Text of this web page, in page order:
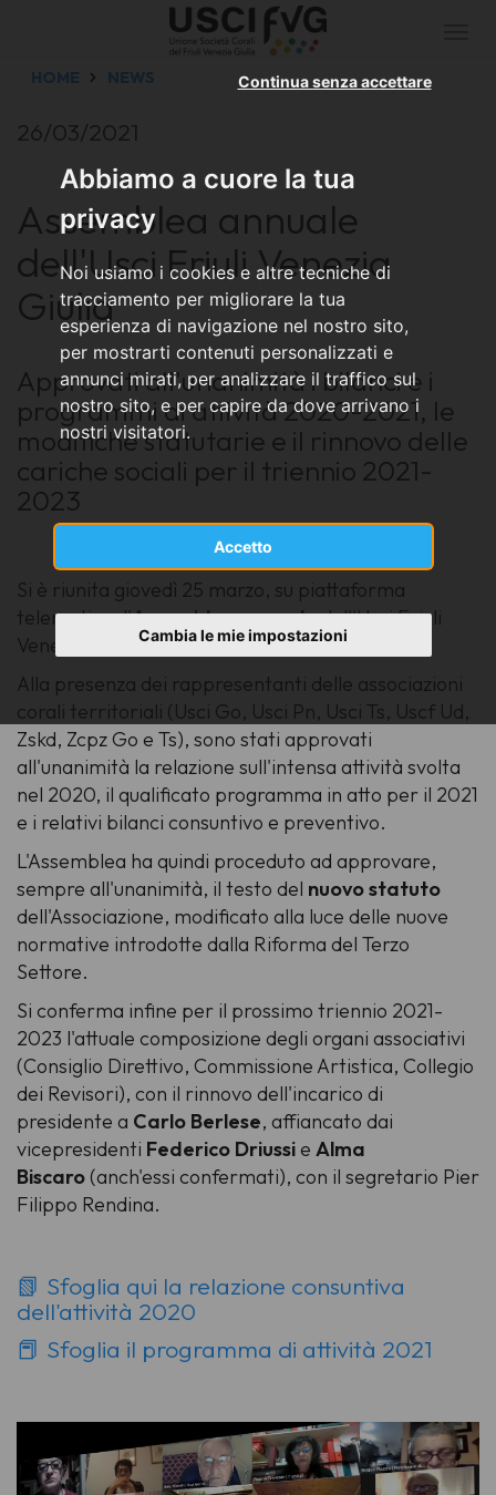
Abbiamo a cuore la tua
privacy
Noi usiamo i cookies e altre tecniche di
tracciamento per migliorare la tua
esperienza di navigazione nel nostro sito,
per mostrarti contenuti personalizzati e
annunci mirati, per analizzare il traffico sul
nostro sito, e per capire da dove arrivano i
nostri visitatori.
Accetto
Continua senza accettare
Cambia le mie impostazioni
HOME NEWS
26/03/2021
Assemblea annuale
dell'Usci Friuli Venezia
Giulia
Approvati all'unanimità i bilanci e i
programmi di attività 2020-2021, le
modifiche statutarie e il rinnovo delle
cariche sociali per il triennio 2021-
2023
Si è riunita giovedì 25 marzo, su piattaforma
telematica, l'Assemblea annualedell'Usci Friuli
Venezia.
Alla presenza dei rappresentanti delle associazioni
corali territoriali (Usci Go, Usci Pn, Usci Ts, Uscf Ud,
Zskd, Zcpz Go e Ts), sono stati approvati
all'unanimità la relazione sull'intensa attività svolta
nel 2020, il qualificato programma in atto per il 2021
e i relativi bilanci consuntivo e preventivo.
L'Assemblea ha quindi proceduto ad approvare,
sempre all'unanimità, il testo del nuovo statuto
dell'Associazione, modificato alla luce delle nuove
normative introdotte dalla Riforma del Terzo
Settore.
Si conferma infine per il prossimo triennio 2021-
2023 l'attuale composizione degli organi associativi
(Consiglio Direttivo, Commissione Artistica, Collegio
dei Revisori), con il rinnovo dell'incarico di
presidente a Carlo Berlese, affiancato dai
vicepresidenti Federico Driussie Alma
Biscaro(anch'essi confermati), con il segretario Pier
Filippo Rendina.
📗 Sfoglia qui la relazione consuntiva
dell'attività 2020
📕 Sfoglia il programma di attività 2021